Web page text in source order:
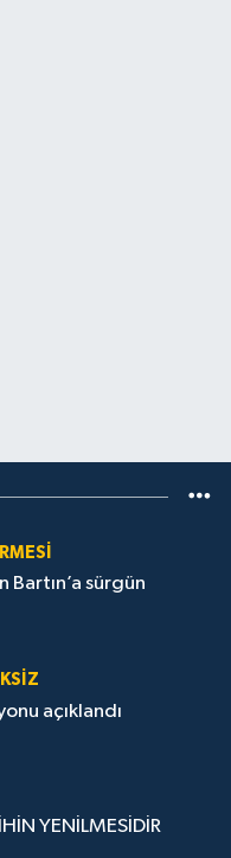
Bartın’a sürgün
açıklandı
YENİLMESİDİR